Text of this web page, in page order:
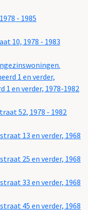
- 1985
10, 1978 - 1983
1 en verder,
1 en verder, 1978-1982
52, 1978 - 1982
13 en verder, 1968
25 en verder, 1968
33 en verder, 1968
45 en verder, 1968